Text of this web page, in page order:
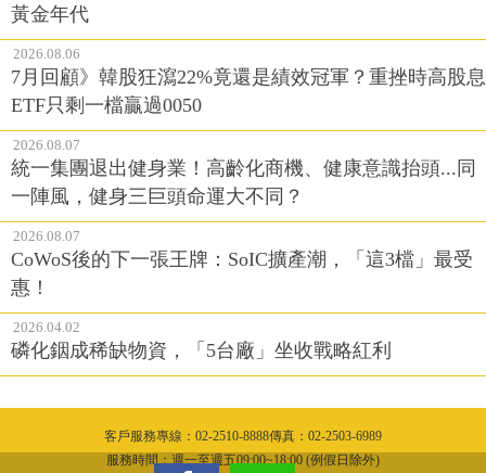
黃金年代
2026.08.06
7月回顧》韓股狂瀉22%竟還是績效冠軍？重挫時高股息
ETF只剩一檔贏過0050
2026.08.07
統一集團退出健身業！高齡化商機、健康意識抬頭...同
一陣風，健身三巨頭命運大不同？
2026.08.07
CoWoS後的下一張王牌：SoIC擴產潮，「這3檔」最受
惠！
2026.04.02
磷化銦成稀缺物資，「5台廠」坐收戰略紅利
客戶服務專線：02-2510-8888傳真：02-2503-6989
服務時間：週一至週五09:00~18:00 (例假日除外)